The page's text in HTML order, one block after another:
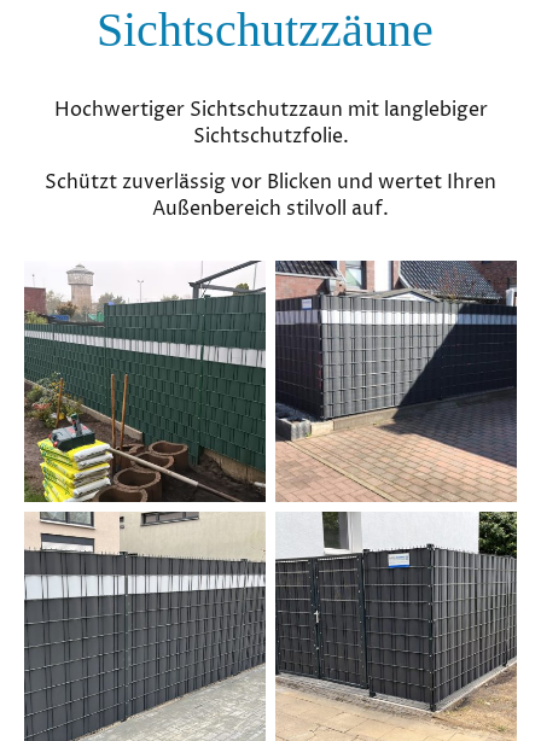
Sichtschutzzäune
Hochwertiger Sichtschutzzaun mit langlebiger
Sichtschutzfolie.
Schützt zuverlässig vor Blicken und wertet Ihren
Außenbereich stilvoll auf.